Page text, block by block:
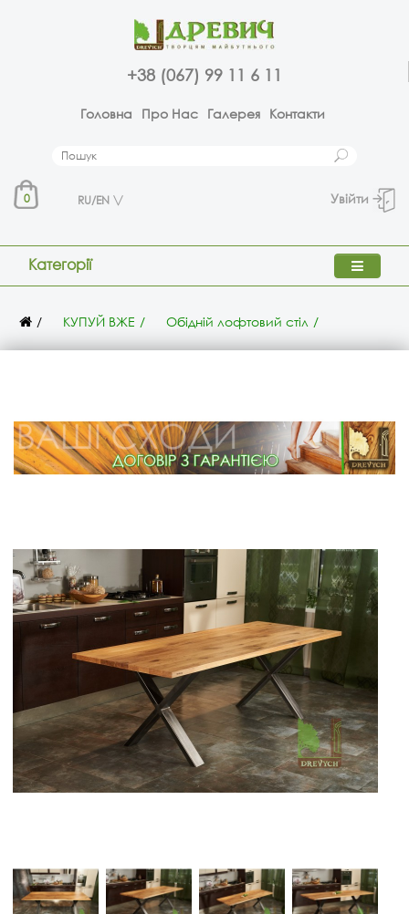
+38 (067) 99 11 6 11
Головна Про Нас Галерея Контакти
0 RU/EN Увійти
Категорії
КУПУЙ ВЖЕ Обідній лофтовий стіл